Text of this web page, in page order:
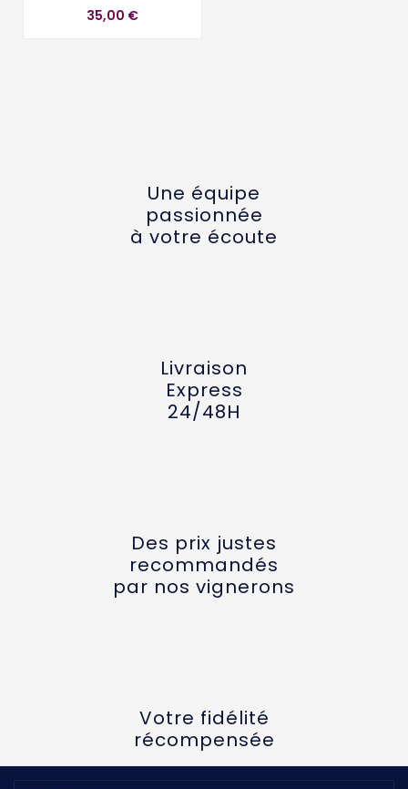
35,00 €
Une équipe
passionnée
à votre écoute
Livraison
Express
24/48H
Des prix justes
recommandés
par nos vignerons
Votre fidélité
récompensée